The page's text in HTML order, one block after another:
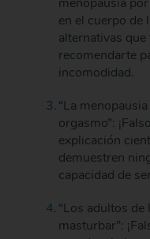
en el cuerpo de
alternativas
recomendarte
incomodidad.
“La
orgasmo”:
explicación
demuestren
capacidad de
“Los adultos de
masturbar”: